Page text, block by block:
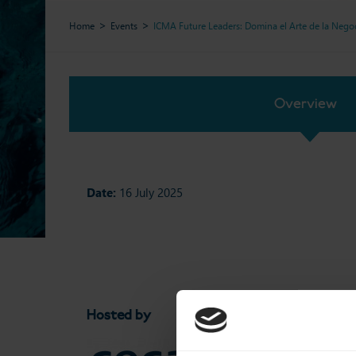
Home Events ICMA Future Leaders: Domina el Arte de la
Overview
Date: 16 July 2025
Hosted by